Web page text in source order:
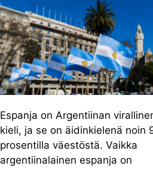
Espanja on Argentiinan
kieli, ja se on äidinkielenä noin
prosentilla väestöstä. Vaikka
argentiinalainen espanja on